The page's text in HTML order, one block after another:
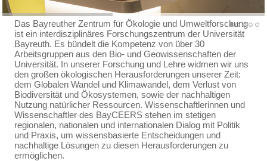
Das Bayreuther Zentrum für Ökologie und Umweltforschung
ist ein interdisziplinäres Forschungszentrum der Universität
Bayreuth. Es bündelt die Kompetenz von über 30
Arbeitsgruppen aus den Bio- und Geowissenschaften der
Universität. In unserer Forschung und Lehre widmen wir uns
den großen ökologischen Herausforderungen unserer Zeit:
dem Globalen Wandel und Klimawandel, dem Verlust von
Biodiversität und Ökosystemen, sowie der nachhaltigen
Nutzung natürlicher Ressourcen. Wissenschaftlerinnen und
Wissenschaftler des BayCEERS stehen im stetigen
regionalen, nationalen und internationalen Dialog mit Politik
und Praxis, um wissensbasierte Entscheidungen und
nachhaltige Lösungen zu diesen Herausforderungen zu
ermöglichen.